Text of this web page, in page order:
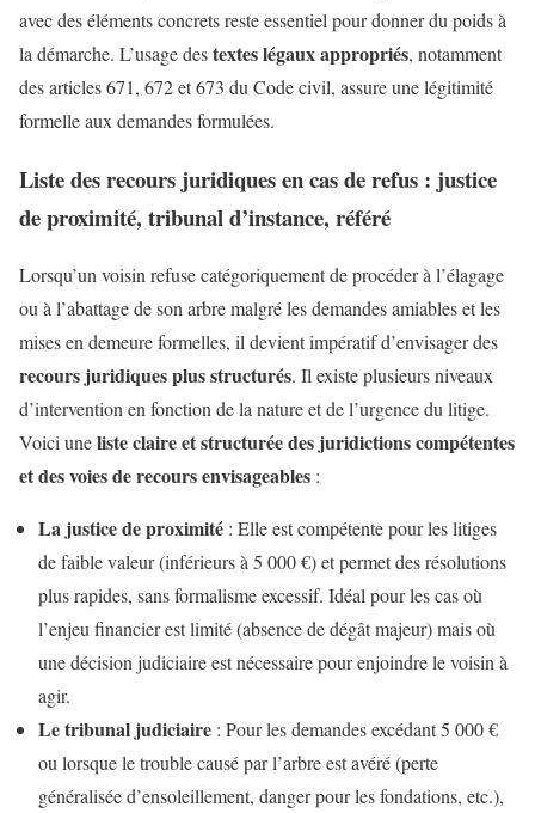
avec des éléments concrets reste essentiel pour donner du poids à
la démarche. L’usage destextes légaux appropriés, notamment
des articles 671, 672 et 673 du Code civil, assure une légitimité
formelle aux demandes formulées.
Liste des recours juridiques en cas de refus : justice
de proximité, tribunal d’instance, référé
Lorsqu’un voisin refuse catégoriquement de procéder à l’élagage
ou à l’abattage de son arbre malgré les demandes amiables et les
mises en demeure formelles, il devient impératif d’envisager des
recours juridiques plus structurés. Il existe plusieurs niveaux
d’intervention en fonction de la nature et de l’urgence du litige.
Voici uneliste claire et structurée des juridictions compétentes
et des voies de recours envisageables :
La justice de proximité : Elle est compétente pour les litiges
de faible valeur (inférieurs à 5 000 €) et permet des résolutions
plus rapides, sans formalisme excessif. Idéal pour les cas où
l’enjeu financier est limité (absence de dégât majeur) mais où
une décision judiciaire est nécessaire pour enjoindre le voisin à
agir.
Le tribunal judiciaire : Pour les demandes excédant 5 000 €
ou lorsque le trouble causé par l’arbre est avéré (perte
généralisée d’ensoleillement, danger pour les fondations, etc.),